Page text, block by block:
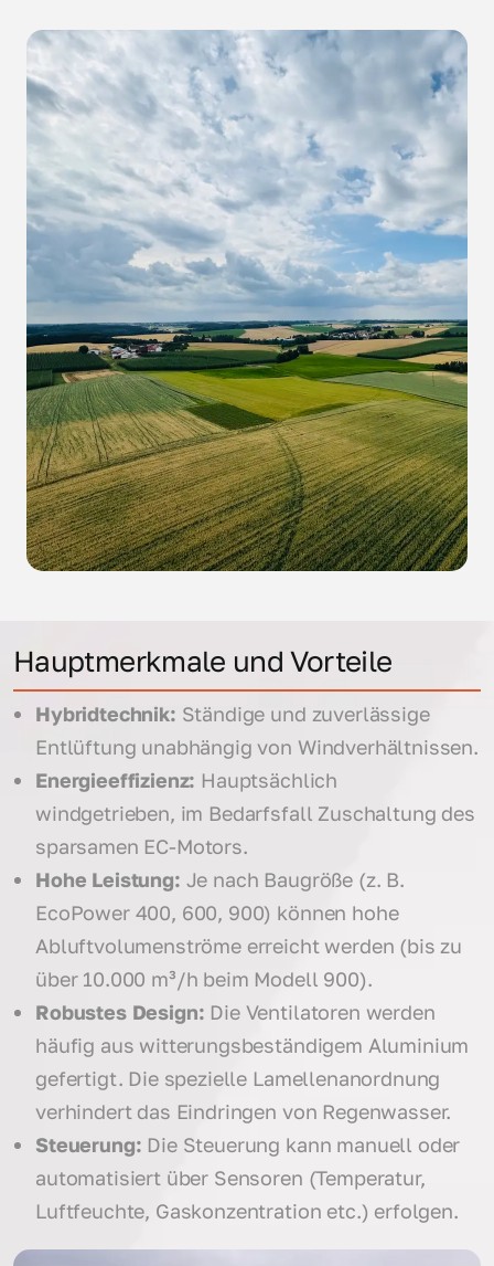
Hauptmerkmale und Vorteile
Hybridtechnik: Ständige und zuverlässige
Entlüftung unabhängig von Windverhältnissen.
Energieeffizienz: Hauptsächlich
windgetrieben, im Bedarfsfall Zuschaltung des
sparsamen EC-Motors.
Hohe Leistung: Je nach Baugröße (z. B.
EcoPower 400, 600, 900) können hohe
Abluftvolumenströme erreicht werden (bis zu
über 10.000 m³/h beim Modell 900).
Robustes Design: Die Ventilatoren werden
häufig aus witterungsbeständigem Aluminium
gefertigt. Die spezielle Lamellenanordnung
verhindert das Eindringen von Regenwasser.
Steuerung: Die Steuerung kann manuell oder
automatisiert über Sensoren (Temperatur,
Luftfeuchte, Gaskonzentration etc.) erfolgen.